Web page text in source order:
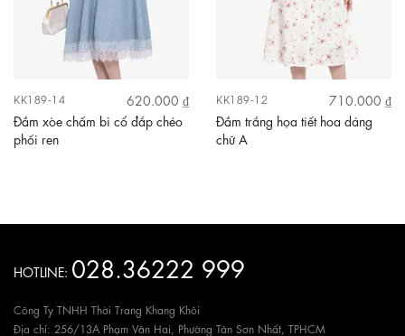
KK189-14
620.000 ₫
Đầm xòe chấm bi cổ đắp chéo
phối ren
KK189-12
710.000 ₫
Đầm trắng họa tiết hoa dáng
chữ A
HOTLINE: 028.36222 999
Công Ty TNHH Thời Trang Khang Khôi
Địa chỉ: 256/13A Phạm Văn Hai, Phường Tân Sơn Nhất, TPHCM